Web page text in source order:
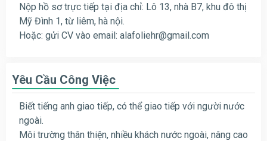
Nộp hồ sơ trực tiếp tại địa chỉ: Lô 13, nhà B7, khu đô thị
Mỹ Đình 1, từ liêm, hà nội.
Hoặc: gửi CV vào email: alafoliehr@gmail.com
Yêu Cầu Công Việc
Biết tiếng anh giao tiếp, có thể giao tiếp với người nước
ngoài.
Môi trường thân thiện, nhiều khách nước ngoài, nâng cao